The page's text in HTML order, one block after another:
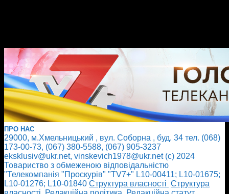
ПРО НАС
29000, м.Хмельницький , вул. Соборна , буд. 34 тел. (068)
173-00-73, (067) 380-5588, (067) 905-3237
eksklusiv@ukr.net, vinskevich1978@ukr.net (с) 2024
Товариство з обмеженою відповідальністю
"Телекомпанія "Проскурів" "TV7+" L10-00411; L10-01675;
L10-01276; L10-01840 Cтруктура власності Cтруктура